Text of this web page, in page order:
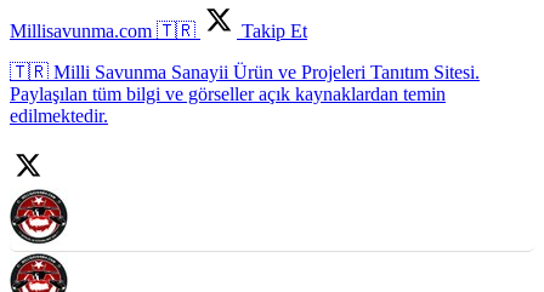
Millisavunma.com 🇹🇷
Takip Et
🇹🇷 Milli Savunma Sanayii Ürün ve Projeleri Tanıtım Sitesi.
Paylaşılan tüm bilgi ve görseller açık kaynaklardan temin
edilmektedir.